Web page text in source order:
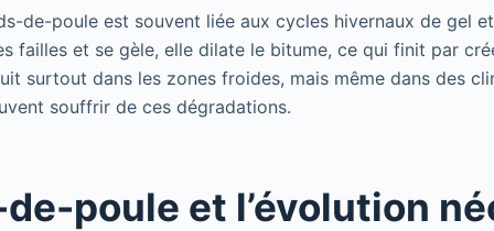
de-poule est souvent liée aux cycles hivernaux de gel
failles et se gèle, elle dilate le bitume, ce qui finit par
surtout dans les zones froides, mais même dans des
souffrir de ces dégradations.
poule et l’évolution